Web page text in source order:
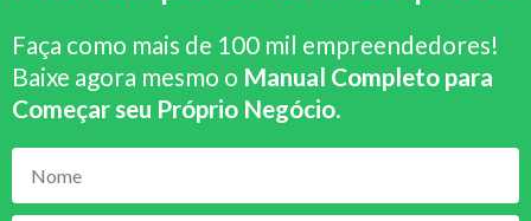
Faça como mais de 100 mil empreendedores!
Baixe agora mesmo o Manual Completo para
Começar seu Próprio Negócio.